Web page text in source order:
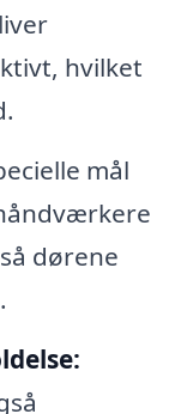
hvilket
mål
dørene